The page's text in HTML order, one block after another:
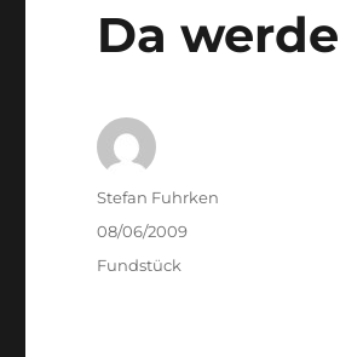
Da
Author
Stefan Fuhrken
Posted
08/06/2009
Categories
Fundstück